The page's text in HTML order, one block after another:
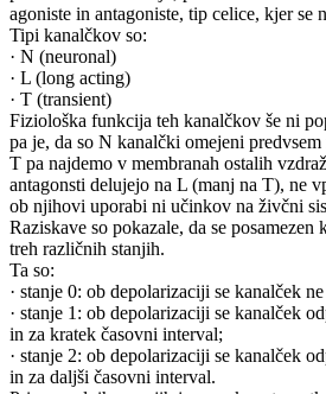
agoniste in antagoniste, tip celice, kjer se
Tipi kanalčkov so:
· N (neuronal)
· L (long acting)
· T (transient)
Fiziološka funkcija teh kanalčkov še ni
pa je, da so N kanalčki omejeni
T pa najdemo v membranah ostalih
antagonsti delujejo na L (manj na T), ne
ob njihovi uporabi ni učinkov na živčni
Raziskave so pokazale, da se posamezen
treh različnih stanjih.
Ta so:
· stanje 0: ob depolarizaciji se kanalček
· stanje 1: ob depolarizaciji se kanalček
in za kratek časovni interval;
· stanje 2: ob depolarizaciji se kanalček
in za daljši časovni interval.